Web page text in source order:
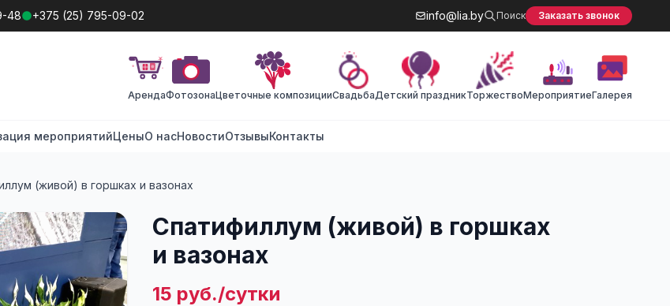
48 +375 (25) 795-09-02 info@lia.by Поиск Заказать звонок
АрендаФотозонаЦветочные композицииCвадьбаДетский праздникТоржествоМероприятиеГалерея
мероприятийЦеныО насНовостиОтзывыКонтакты
(живой) в горшках и вазонах
Спатифиллум (живой) в горшках
и вазонах
15 руб./сутки